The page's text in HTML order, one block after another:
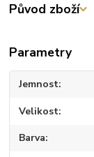
Původ zboží
Parametry
Jemnost
Velikost
Barva